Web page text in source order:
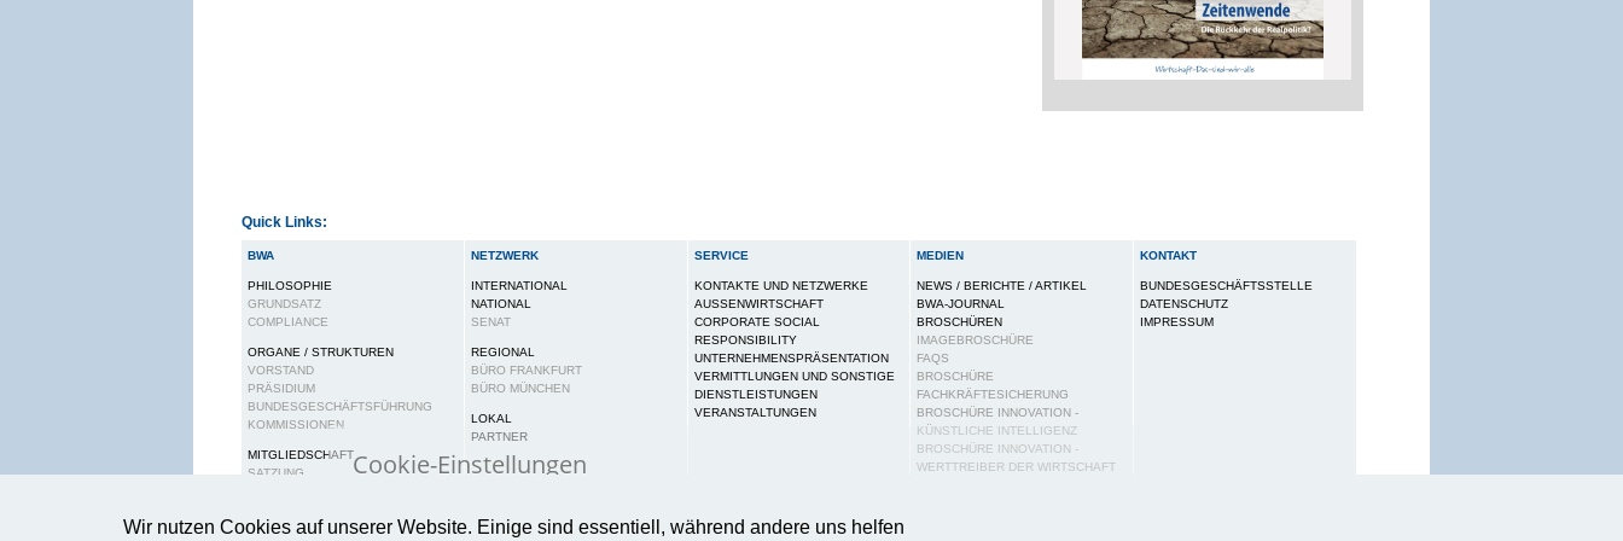
Quick Links:
BWA
PHILOSOPHIE
GRUNDSATZ
COMPLIANCE
ORGANE / STRUKTUREN
VORSTAND
PRÄSIDIUM
BUNDESGESCHÄFTSFÜHRUNG
KOMMISSIONEN
MITGLIEDSCHAFT
SATZUNG
NETZWERK
INTERNATIONAL
NATIONAL
SENAT
REGIONAL
BÜRO FRANKFURT
BÜRO MÜNCHEN
LOKAL
PARTNER
SERVICE
KONTAKTE UND NETZWERKE
AUSSENWIRTSCHAFT
CORPORATE SOCIAL
RESPONSIBILITY
UNTERNEHMENSPRÄSENTATION
VERMITTLUNGEN UND SONSTIGE
DIENSTLEISTUNGEN
VERANSTALTUNGEN
MEDIEN
NEWS / BERICHTE / ARTIKEL
BWA-JOURNAL
BROSCHÜREN
IMAGEBROSCHÜRE
FAQS
BROSCHÜRE
FACHKRÄFTESICHERUNG
BROSCHÜRE INNOVATION -
KÜNSTLICHE INTELLIGENZ
BROSCHÜRE INNOVATION -
WERTTREIBER DER WIRTSCHAFT
KONTAKT
BUNDESGESCHÄFTSSTELLE
DATENSCHUTZ
IMPRESSUM
Wir nutzen Cookies auf unserer Website. Einige sind essentiell, während andere uns helfen
Cookie-Einstellungen
Wir verwenden Cookies auf dieser Webseite, um Ihnen ein bestmögliches Nutzungserlebnis zu
gewährleisten.Weitere Informationen